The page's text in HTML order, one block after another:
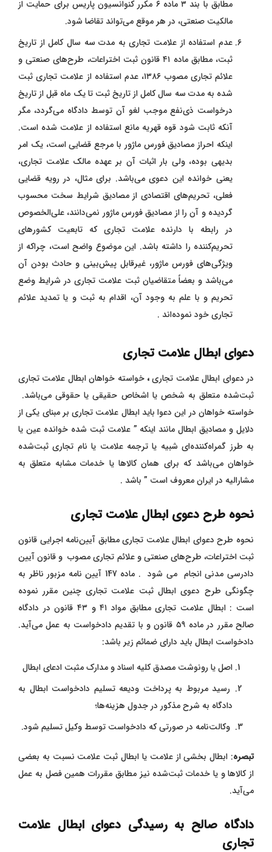
مطابق با بند ۳ ماده ٦ مکرر کنوانسیون پاریس برای حمایت از
مالکیت صنعتی، در هر موقع می‌تواند تقاضا شود.
عدم استفاده از علامت تجاری به مدت سه سال کامل از تاریخ
ثبت، مطابق ماده ۴۱ قانون ثبت اختراعات، طرح‌های صنعتی و
علائم تجاری مصوب ۱۳۸۶، عدم استفاده از علامت تجاری ثبت
شده به مدت سه سال کامل از تاریخ ثبت تا یک ماه قبل از تاریخ
درخواست ذی‌نفع موجب لغو آن توسط دادگاه می‌گردد، مگر
آنکه ثابت شود قوه قهریه مانع استفاده از علامت شده است.
اینکه احراز مصادیق فورس ماژور با مرجع قضایی است، یک امر
بدیهی بوده، ولی بار اثبات آن بر عهده مالک علامت تجاری،
یعنی خوانده این دعوی می‌باشد. برای مثال، در رویه قضایی
فعلی، تحریم‌های اقتصادی از مصادیق شرایط سخت محسوب
گردیده و آن را از مصادیق فورس ماژور نمی‌دانند، علی‌الخصوص
در رابطه با دارنده علامت تجاری که تابعیت کشورهای
تحریم‌کننده را داشته باشد. این موضوع واضح است، چراکه از
ویژگی‌های فورس ماژور، غیرقابل پیش‌بینی و حادث بودن آن
می‌باشد و بعضاً متقاضیان ثبت علامت تجاری در شرایط وضع
تحریم و با علم به وجود آن، اقدام به ثبت و یا تمدید علائم
تجاری خود نموده‌اند .
دعوای ابطال علامت تجاری
در دعوای ابطال علامت تجاری،خواسته خواهان ابطال علامت تجاری
ثبت‌شده متعلق به شخص یا اشخاص حقیقی یا حقوقی می‌باشد.
خواسته خواهان در این دعوا باید ابطال علامت تجاری بر مبنای یکی از
دلایل و مصادیق ابطال مانند اینکه ” علامت ثبت ‌شده خوانده عین یا
به طرز گمراه‌کننده‌ای شبیه یا ترجمه علامت یا نام تجاری ثبت‌شده
خواهان می‌باشد که برای همان کالاها یا خدمات مشابه متعلق به
مشارالیه در ایران معروف است ” باشد .
نحوه طرح دعوی ابطال علامت تجاری
نحوه طرح دعوای ابطال علامت تجاری مطابق آیین‌نامه اجرایی قانون
ثبت اختراعات، طرح‌های صنعتی و علائم تجاری مصوب و قانون آیین
دادرسی مدنی انجام می شود . ماده 147 آیین نامه مزبور ناظر به
چگونگی طرح دعوی ابطال ثبت علامت تجاری چنین مقرر نموده
است : ابطال علامت تجاری مطابق مواد ٤١ و ٤٣ قانون در دادگاه
صالح مقرر در ماده ٥٩ قانون و با تقدیم دادخواست به عمل می‌آید.
دادخواست ابطال باید دارای ضمائم زیر باشد:
اصل یا رونوشت مصدق کلیه اسناد و مدارک مثبت ادعای ابطال
رسید مربوط به پرداخت ودیعه تسلیم دادخواست ابطال به
دادگاه به شرح مذکور در جدول هزینه‌ها؛
وکالت‌نامه در صورتی که دادخواست توسط وکیل تسلیم شود.
تبصره: ابطال بخشی از علامت یا ابطال ثبت علامت نسبت به بعضی
از کالاها و یا خدمات ثبت‌شده نیز مطابق مقررات همین فصل به عمل
می‌آید.
دادگاه صالح به رسیدگی دعوای ابطال علامت
تجاری